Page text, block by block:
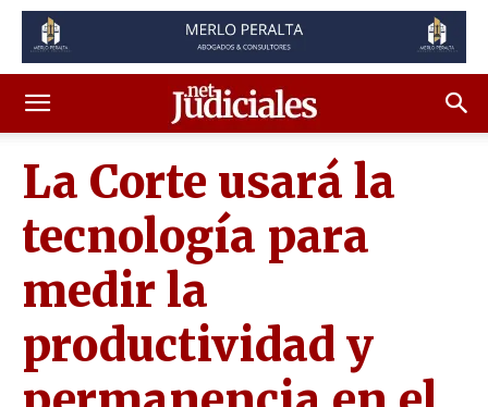
La Corte usará la
tecnología para
medir la
productividad y